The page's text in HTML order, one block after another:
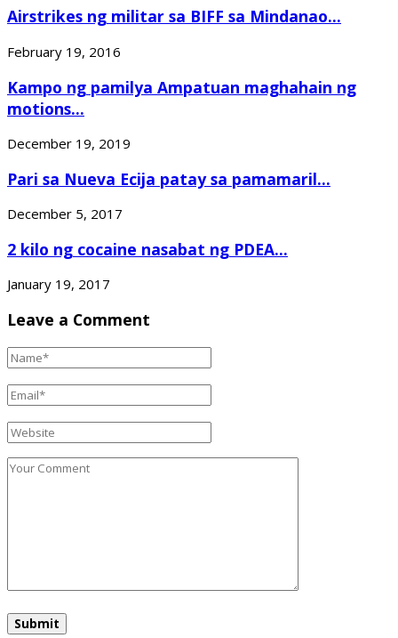
Airstrikes ng militar sa BIFF sa Mindanao...
February 19, 2016
Kampo ng pamilya Ampatuan maghahain ng
motions...
December 19, 2019
Pari sa Nueva Ecija patay sa pamamaril...
December 5, 2017
2 kilo ng cocaine nasabat ng PDEA...
January 19, 2017
Leave a Comment